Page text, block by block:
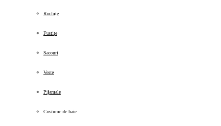
Rochițe
Fustițe
Sacouri
Veste
Pijamale
Costume de baie